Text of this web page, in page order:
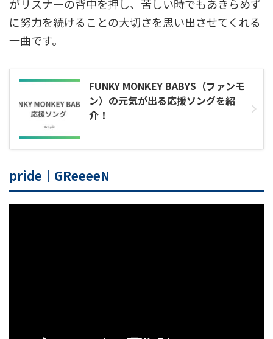
がリスナーの背中を押し、苦しい時でもあきらめず
に努力を続けることの大切さを思い出させてくれる
一曲です。
FUNKY MONKEY BABYS（ファンモ
ン）の元気が出る応援ソングを紹
介！
pride｜GReeeeN